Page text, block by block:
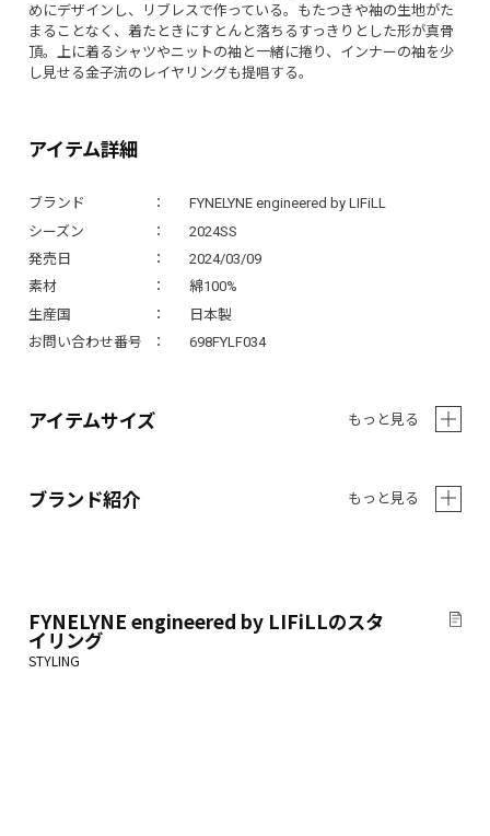
アイテム詳細
ブランド
FYNELYNE engineered by LIFiLL
シーズン
2024SS
発売日
2024/03/09
素材
綿100%
生産国
日本製
お問い合わせ番号
698FYLF034
めにデザインし、リブレスで作っている。もたつきや袖の生地がた
まることなく、着たときにすとんと落ちるすっきりとした形が真骨
頂。上に着るシャツやニットの袖と一緒に捲り、インナーの袖を少
し見せる金子流のレイヤリングも提唱する。
アイテムサイズ もっと見る
ブランド紹介 もっと見る
FYNELYNE engineered by LIFiLLのスタ
イリング